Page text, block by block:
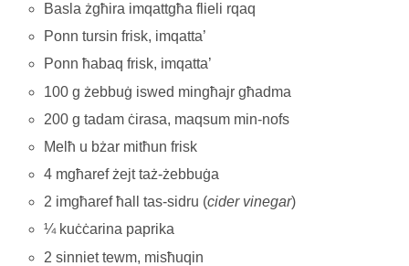
Basla żgħira imqattgħa flieli rqaq
Ponn tursin frisk, imqatta’
Ponn ħabaq frisk, imqatta’
100 g żebbuġ iswed mingħajr għadma
200 g tadam ċirasa, maqsum min-nofs
Melħ u bżar mitħun frisk
4 mgħaref żejt taż-żebbuġa
2 imgħaref ħall tas-sidru (cider vinegar)
¼ kuċċarina paprika
2 sinniet tewm, misħuqin